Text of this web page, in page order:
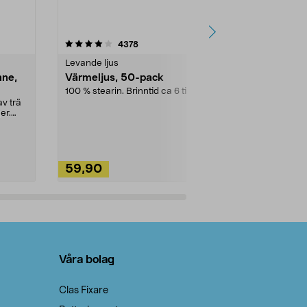
trä
4378recensioner
Levande ljus
Värmeljus, 50-pack
100 % stearin. Brinntid ca 6 tim.
59,90
4.5av 5 stjärnor
Våra bolag
Clas Fixare